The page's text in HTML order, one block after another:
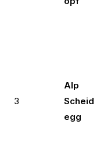
3
Alp
Scheid
egg